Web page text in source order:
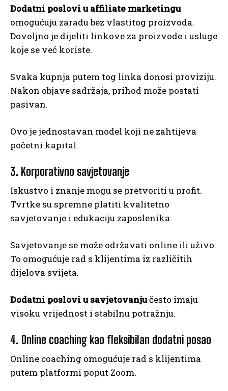
Dodatni poslovi u affiliate marketingu
omogućuju zaradu bez vlastitog proizvoda.
Dovoljno je dijeliti linkove za proizvode i usluge
koje se već koriste.
Svaka kupnja putem tog linka donosi proviziju.
Nakon objave sadržaja, prihod može postati
pasivan.
Ovo je jednostavan model koji ne zahtijeva
početni kapital.
3. Korporativno savjetovanje
Iskustvo i znanje mogu se pretvoriti u profit.
Tvrtke su spremne platiti kvalitetno
savjetovanje i edukaciju zaposlenika.
Savjetovanje se može održavati online ili uživo.
To omogućuje rad s klijentima iz različitih
dijelova svijeta.
Dodatni poslovi u savjetovanjučesto imaju
visoku vrijednost i stabilnu potražnju.
4. Online coaching kao fleksibilan dodatni posao
Online coaching omogućuje rad s klijentima
putem platformi poput Zoom.